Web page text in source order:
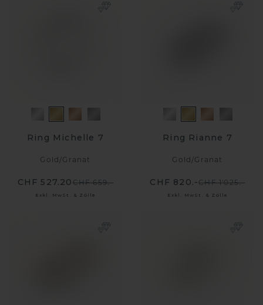
Ring Michelle 7
Gold /Granat
CHF 527.20 CHF 659.-
Exkl. MwSt. & Zölle
Ring Rianne 7
Gold /Granat
CHF 820.-CHF 1'025.-
Exkl. MwSt. & Zölle